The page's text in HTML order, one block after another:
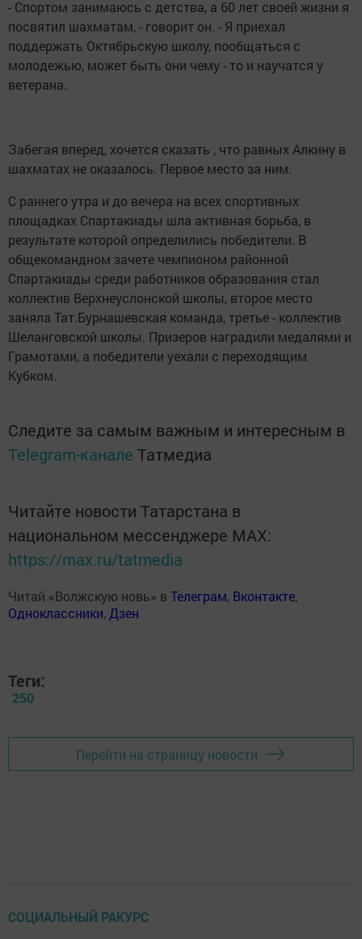
- Спортом занимаюсь с детства, а 60 лет своей жизни я
посвятил шахматам, - говорит он. - Я приехал
поддержать Октябрьскую школу, пообщаться с
молодежью, может быть они чему - то и научатся у
ветерана.
Забегая вперед, хочется сказать , что равных Алкину в
шахматах не оказалось. Первое место за ним.
С раннего утра и до вечера на всех спортивных
площадках Спартакиады шла активная борьба, в
результате которой определились победители. В
общекомандном зачете чемпионом районной
Спартакиады среди работников образования стал
коллектив Верхнеуслонской школы, второе место
заняла Тат.Бурнашевская команда, третье - коллектив
Шеланговской школы. Призеров наградили медалями и
Грамотами, а победители уехали с переходящим
Кубком.
Следите за самым важным и интересным в
Telegram-канале Татмедиа
Читайте новости Татарстана в
национальном мессенджере MАХ:
https://max.ru/tatmedia
Читай «Волжскую новь» в Телеграм, Вконтакте,
Одноклассники, Дзен
Теги:
250
Перейти на страницу новости
СОЦИАЛЬНЫЙ РАКУРС